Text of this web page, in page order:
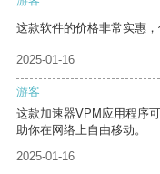
这款软件的价格非常实惠，
2025-01-16
游客
这款加速器VPM应用程序
助你在网络上自由移动。
2025-01-16